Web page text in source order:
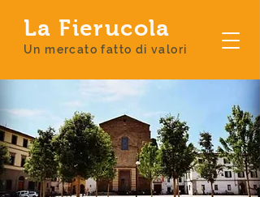
La Fierucola
Un mercato fatto di valori